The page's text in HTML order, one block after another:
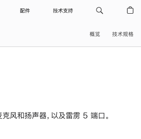
配件 技术支持
概览 技术规格
和扬声器，以及雷雳 5 端口。